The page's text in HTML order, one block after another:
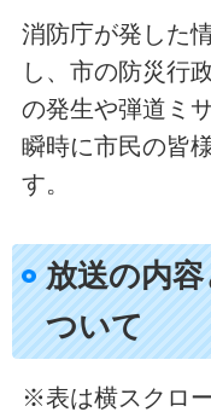
消防庁が発した
し、市の防災行
の発生や弾道ミ
瞬時に市民の皆
す。
放送の内
ついて
※表は横スクロ